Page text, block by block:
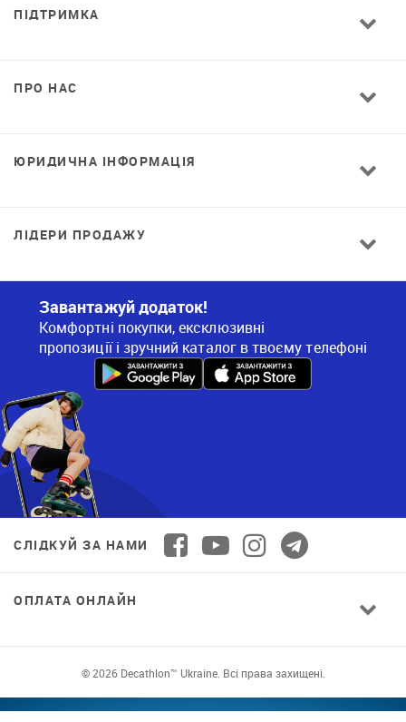
ПІДТРИМКА
ПРО НАС
ЮРИДИЧНА ІНФОРМАЦІЯ
ЛІДЕРИ ПРОДАЖУ
Завантажуй додаток!
Комфортні покупки, ексклюзивні
пропозиції і зручний каталог в твоєму телефоні
СЛІДКУЙ ЗА НАМИ
ОПЛАТА ОНЛАЙН
© 2026 Decathlon™ Ukraine. Всі права захищені.